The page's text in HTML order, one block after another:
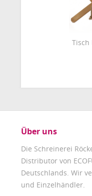
Tisch
Über uns
Die Schreinerei
Distributor von
Deutschlands. Wir
und Einzelhändler.